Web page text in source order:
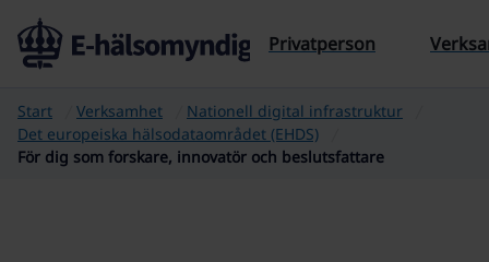
Till sidans innehåll
Privatperson
Start Verksamhet
Nationell digital infrastruktur
Det europeiska hälsodataområdet (EHDS)
För dig som forskare, innovatör och beslutsfattare